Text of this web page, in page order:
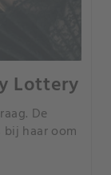
Lottery
De
haar oom